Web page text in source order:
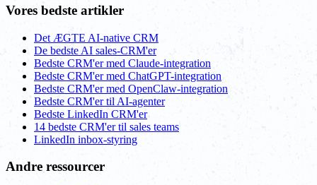
Vores bedste artikler
Det ÆGTE AI-native CRM
De bedste AI sales-CRM'er
Bedste CRM'er med Claude-integration
Bedste CRM'er med ChatGPT-integration
Bedste CRM'er med OpenClaw-integration
Bedste CRM'er til AI-agenter
Bedste LinkedIn CRM'er
14 bedste CRM'er til sales teams
LinkedIn inbox-styring
Andre ressourcer